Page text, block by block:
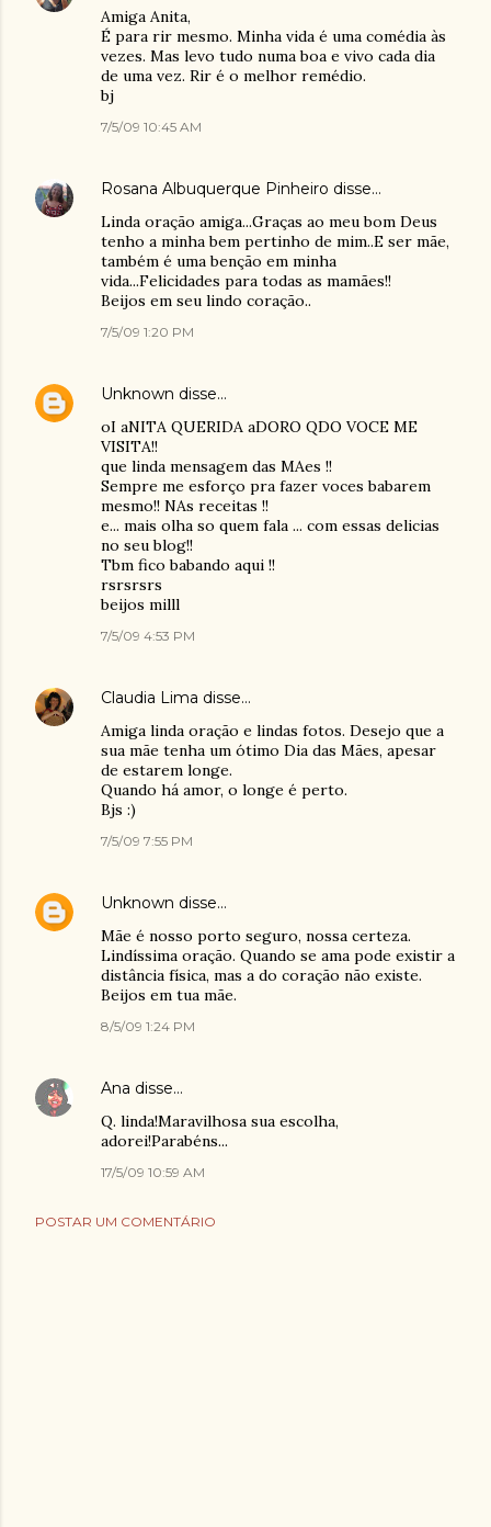
Amiga Anita,
É para rir mesmo. Minha vida é uma comédia às
vezes. Mas levo tudo numa boa e vivo cada dia
de uma vez. Rir é o melhor remédio.
bj
7/5/09 10:45 AM
Rosana Albuquerque Pinheiro disse…
Linda oração amiga...Graças ao meu bom Deus
tenho a minha bem pertinho de mim..E ser mãe,
também é uma benção em minha
vida...Felicidades para todas as mamães!!
Beijos em seu lindo coração..
7/5/09 1:20 PM
Unknown disse…
oI aNITA QUERIDA aDORO QDO VOCE ME
VISITA!!
que linda mensagem das MAes !!
Sempre me esforço pra fazer voces babarem
mesmo!! NAs receitas !!
e... mais olha so quem fala ... com essas delicias
no seu blog!!
Tbm fico babando aqui !!
rsrsrsrs
beijos milll
7/5/09 4:53 PM
Claudia Lima disse…
Amiga linda oração e lindas fotos. Desejo que a
sua mãe tenha um ótimo Dia das Mães, apesar
de estarem longe.
Quando há amor, o longe é perto.
Bjs :)
7/5/09 7:55 PM
Unknown disse…
Mãe é nosso porto seguro, nossa certeza.
Lindíssima oração. Quando se ama pode existir a
distância física, mas a do coração não existe.
Beijos em tua mãe.
8/5/09 1:24 PM
Ana disse…
Q. linda!Maravilhosa sua escolha,
adorei!Parabéns...
17/5/09 10:59 AM
POSTAR UM COMENTÁRIO